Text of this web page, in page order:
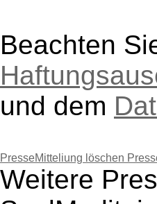
Beachten
und dem
PresseMitteliung löschen
Weitere